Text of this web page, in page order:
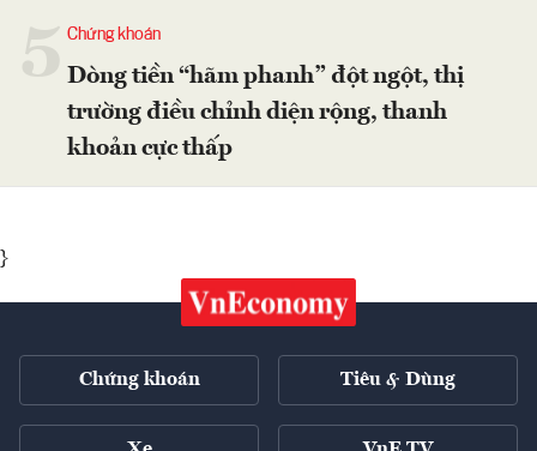
Chứng khoán
Dòng tiền “hãm phanh” đột ngột, thị
trường điều chỉnh diện rộng, thanh
khoản cực thấp
}
Chứng khoán Tiêu & Dùng